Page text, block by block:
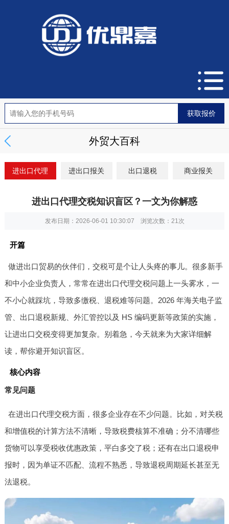
外贸大百科
进出口代理 进出口报关 出口退税 商业报关
进出口代理交税知识盲区？一文为你解惑
发布日期：2026-06-01 10:30:07 浏览次数： 21次
开篇
做进出口贸易的伙伴们，交税可是个让人头疼的事儿。很多新手
和中小企业负责人，常常在进出口代理交税问题上一头雾水，一
不小心就踩坑，导致多缴税、退税难等问题。2026 年海关电子监
管、出口退税新规、外汇管控以及 HS 编码更新等政策的实施，
让进出口交税变得更加复杂。别着急，今天就来为大家详细解
读，帮你避开知识盲区。
核心内容
常见问题
在进出口代理交税方面，很多企业存在不少问题。比如，对关税
和增值税的计算方法不清晰，导致税费核算不准确；分不清哪些
货物可以享受税收优惠政策，平白多交了税；还有在出口退税申
报时，因为单证不匹配、流程不熟悉，导致退税周期延长甚至无
法退税。